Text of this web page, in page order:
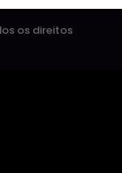
os direitos